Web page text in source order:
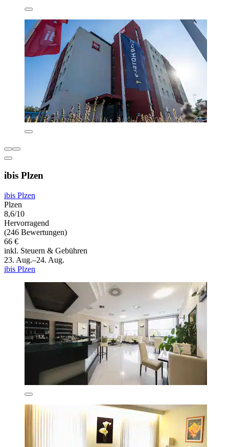
ibis Plzen
ibis Plzen
Plzen
8,6/10
Hervorragend
(246 Bewertungen)
66 €
inkl. Steuern & Gebühren
23. Aug.–24. Aug.
ibis Plzen